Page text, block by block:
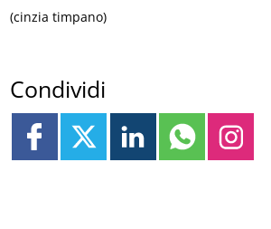
(cinzia timpano)
Condividi